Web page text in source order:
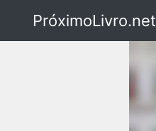
PróximoLivro.net